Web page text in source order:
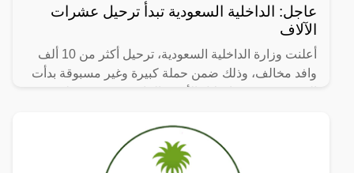
عاجل: الداخلية السعودية تبدأ ترحيل عشرات
الآلاف
أعلنت وزارة الداخلية السعودية، ترحيل أكثر من 10 ألف
وافد مخالف، وذلك ضمن حملة كبيرة وغير مسبوقة بدأت